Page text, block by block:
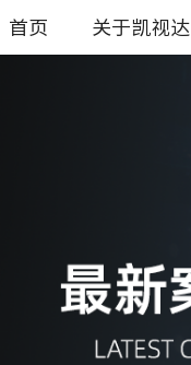
首页 关于凯视达